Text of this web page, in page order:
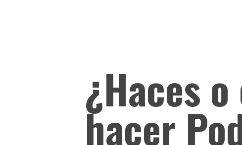
¿Haces
hacer